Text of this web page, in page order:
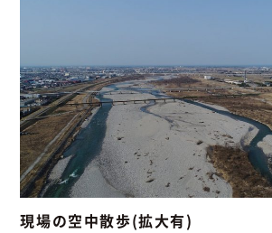
現場の空中散歩(拡大有)